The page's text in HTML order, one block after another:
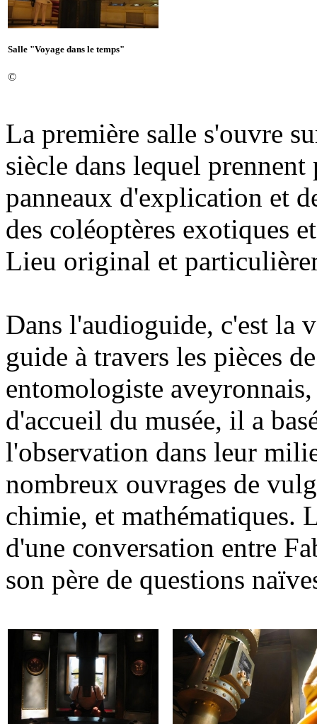
Salle "Voyage dans le temps"
©
La première salle s'ouvre
siècle dans lequel
panneaux d'explication et
des coléoptères exotiques
Lieu original et
Dans l'audioguide, c'est la
guide à travers les pièces
entomologiste
d'accueil du musée, il a
l'observation dans leur
nombreux ouvrages de
chimie, et mathématiques.
d'une conversation entre
son père de questions